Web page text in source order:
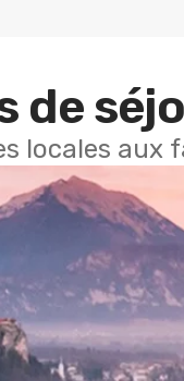
de
locales aux